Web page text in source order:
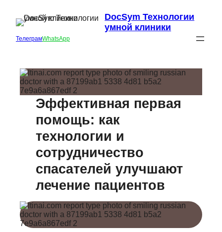
DocSym Технологии
умной клиники
ТелеграмWhatsApp
Эффективная первая
помощь: как
технологии и
сотрудничество
спасателей улучшают
лечение пациентов